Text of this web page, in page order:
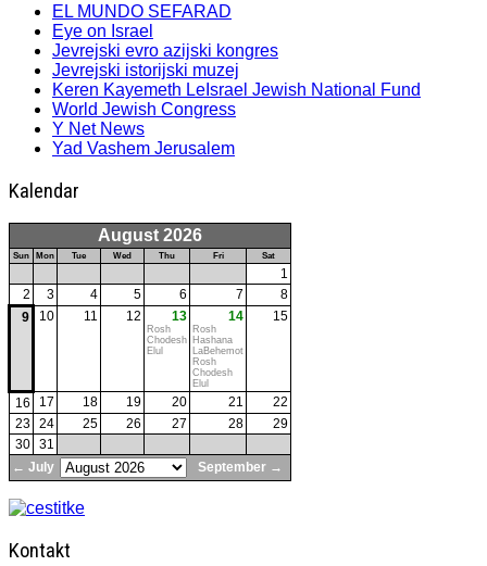
EL MUNDO SEFARAD
Eye on Israel
Jevrejski evro azijski kongres
Jevrejski istorijski muzej
Keren Kayemeth LeIsrael Jewish National Fund
World Jewish Congress
Y Net News
Yad Vashem Jerusalem
Kalendar
August 2026
Sun Mon Tue Wed Thu Fri Sat
1
2
3 4 5 6 7
8
9
10 11 12 13
Rosh
Chodesh
Elul
14
Rosh
Hashana
LaBehemot
Rosh
Chodesh
Elul
15
16 17 18 19 20 21
22
23 24 25 26 27 28
29
30 31
← July
September →
Kontakt